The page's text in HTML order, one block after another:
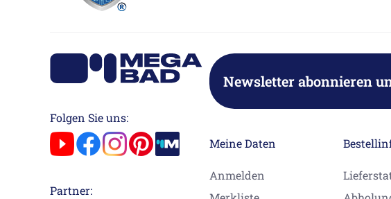
Folgen Sie uns:
Partner:
Newsletter abonnieren
Meine Daten
Anmelden